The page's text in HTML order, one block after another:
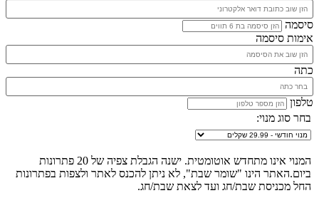
סיסמה
אימות סיסמה
כתה
טלפון
בחר סוג מנוי:
המנוי אינו מתחדש אוטומטית. ישנה הגבלת צפיה של 20 פתרונות
ביום.האתר הינו "שומר שבת", לא ניתן להכנס לאתר ולצפות בפתרונות
החל מכניסת שבת/חג ועד לצאת שבת/חג.